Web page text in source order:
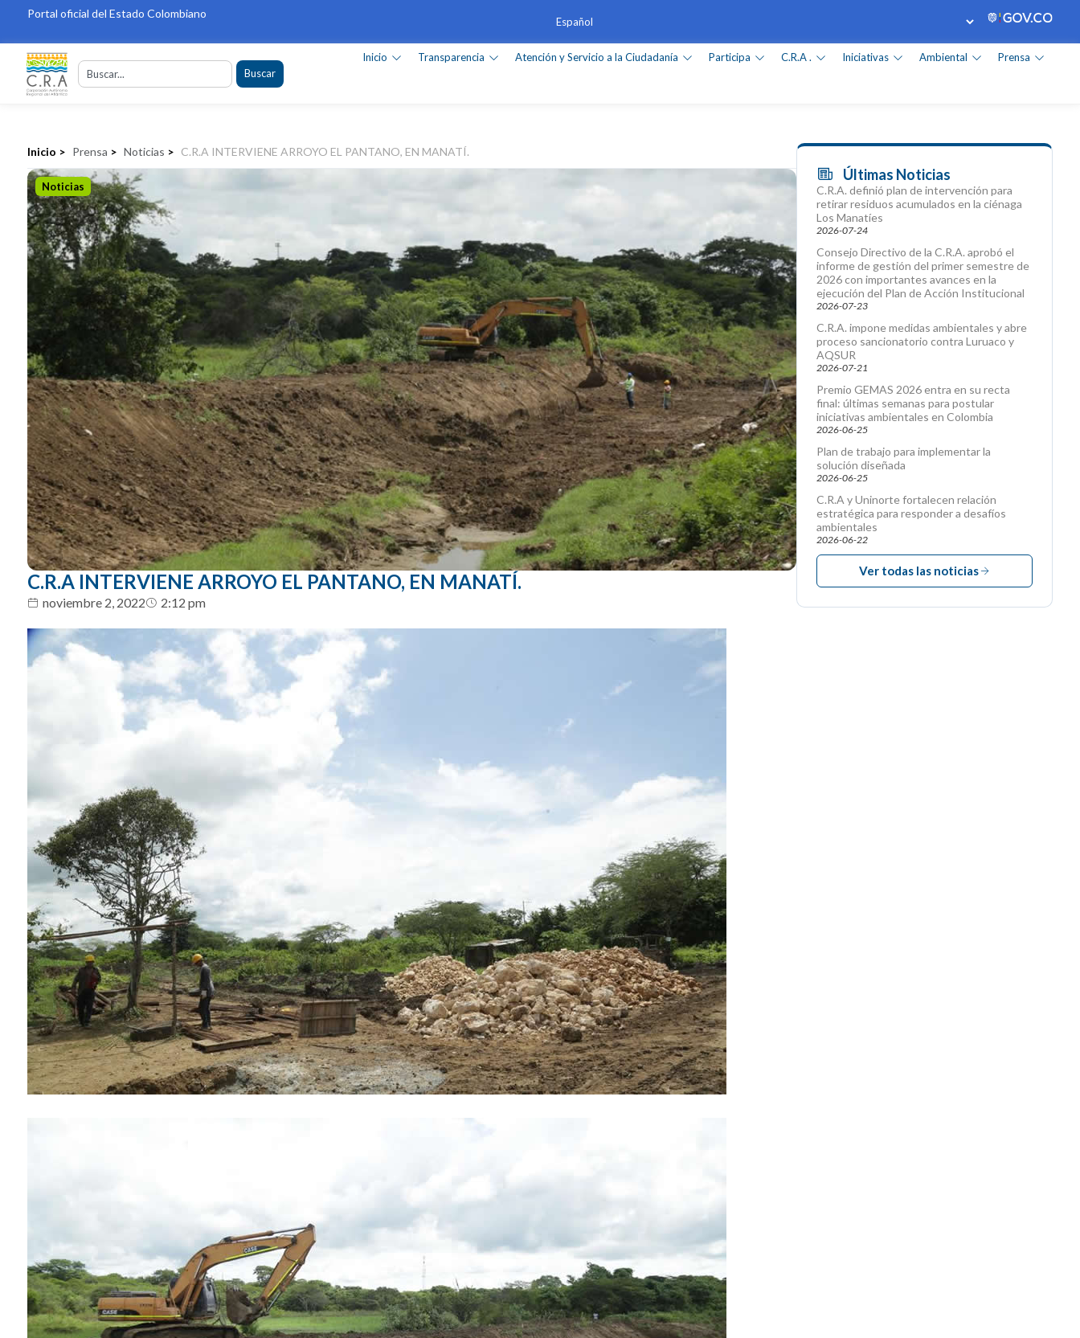
Portal oficial del Estado Colombiano
Buscar
Inicio Transparencia Atención y Servicio a la Ciudadanía Participa C.R.A . Iniciativas Ambiental Prensa
Inicio > Prensa > Noticias > C.R.A INTERVIENE ARROYO EL PANTANO, EN MANATÍ.
Noticias
C.R.A INTERVIENE ARROYO EL PANTANO, EN MANATÍ.
noviembre 2, 2022 2:12 pm
Últimas Noticias
C.R.A. definió plan de intervención para
retirar residuos acumulados en la ciénaga
Los Manatíes
2026-07-24
Consejo Directivo de la C.R.A. aprobó el
informe de gestión del primer semestre de
2026 con importantes avances en la
ejecución del Plan de Acción Institucional
2026-07-23
C.R.A. impone medidas ambientales y abre
proceso sancionatorio contra Luruaco y
AQSUR
2026-07-21
Premio GEMAS 2026 entra en su recta
final: últimas semanas para postular
iniciativas ambientales en Colombia
2026-06-25
Plan de trabajo para implementar la
solución diseñada
2026-06-25
C.R.A y Uninorte fortalecen relación
estratégica para responder a desafíos
ambientales
2026-06-22
Ver todas las noticias